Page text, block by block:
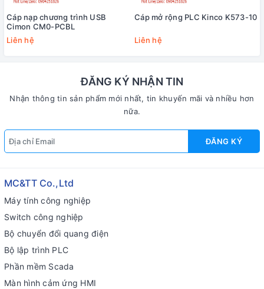
Cáp nạp chương trình USB
Cimon CM0-PCBL
Liên hệ
Cáp mở rộng PLC Kinco K573-10
Liên hệ
ĐĂNG KÝ NHẬN TIN
Nhận thông tin sản phẩm mới nhất, tin khuyến mãi và nhiều hơn
nữa.
ĐĂNG KÝ
MC&TT Co.,Ltd
Máy tính công nghiệp
Switch công nghiệp
Bộ chuyển đổi quang điện
Bộ lập trình PLC
Phần mềm Scada
Màn hình cảm ứng HMI